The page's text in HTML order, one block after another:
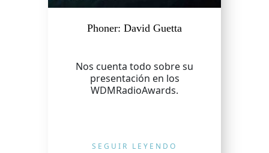
Phoner: David Guetta
Nos cuenta todo sobre su
presentación en los
WDMRadioAwards.
SEGUIR LEYENDO